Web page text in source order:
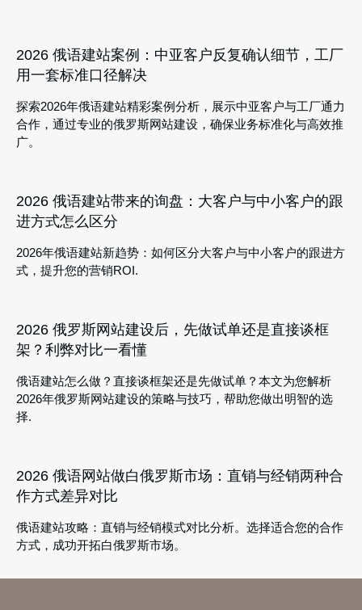
2026 俄语建站案例：中亚客户反复确认细节，工厂
用一套标准口径解决
探索2026年俄语建站精彩案例分析，展示中亚客户与工厂通力
合作，通过专业的俄罗斯网站建设，确保业务标准化与高效推
广。
2026 俄语建站带来的询盘：大客户与中小客户的跟
进方式怎么区分
2026年俄语建站新趋势：如何区分大客户与中小客户的跟进方
式，提升您的营销ROI.
2026 俄罗斯网站建设后，先做试单还是直接谈框
架？利弊对比一看懂
俄语建站怎么做？直接谈框架还是先做试单？本文为您解析
2026年俄罗斯网站建设的策略与技巧，帮助您做出明智的选
择.
2026 俄语网站做白俄罗斯市场：直销与经销两种合
作方式差异对比
俄语建站攻略：直销与经销模式对比分析。选择适合您的合作
方式，成功开拓白俄罗斯市场。